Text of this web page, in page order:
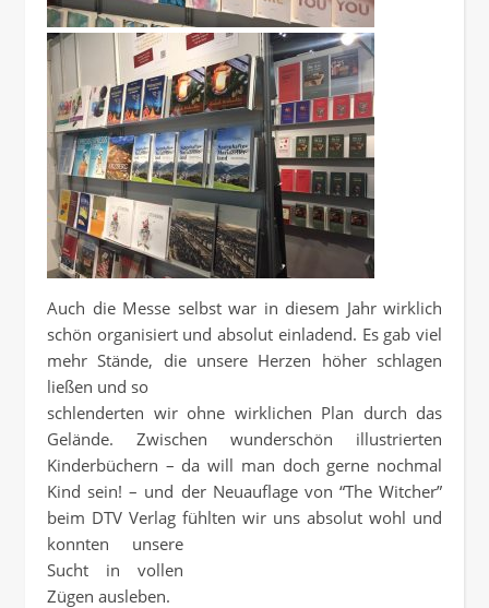
Auch die Messe selbst war in diesem Jahr wirklich
schön organisiert und absolut einladend. Es gab viel
mehr Stände, die unsere Herzen höher schlagen
ließen und so
schlenderten wir ohne wirklichen Plan durch das
Gelände. Zwischen wunderschön illustrierten
Kinderbüchern – da will man doch gerne nochmal
Kind sein! – und der Neuauflage von “The Witcher”
beim DTV Verlag fühlten wir uns absolut wohl und
konnten unsere
Sucht in vollen
Zügen ausleben.